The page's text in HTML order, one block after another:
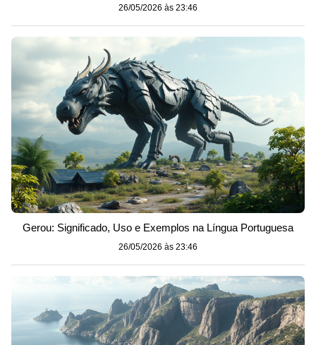
26/05/2026 às 23:46
Gerou: Significado, Uso e Exemplos na Língua Portuguesa
26/05/2026 às 23:46